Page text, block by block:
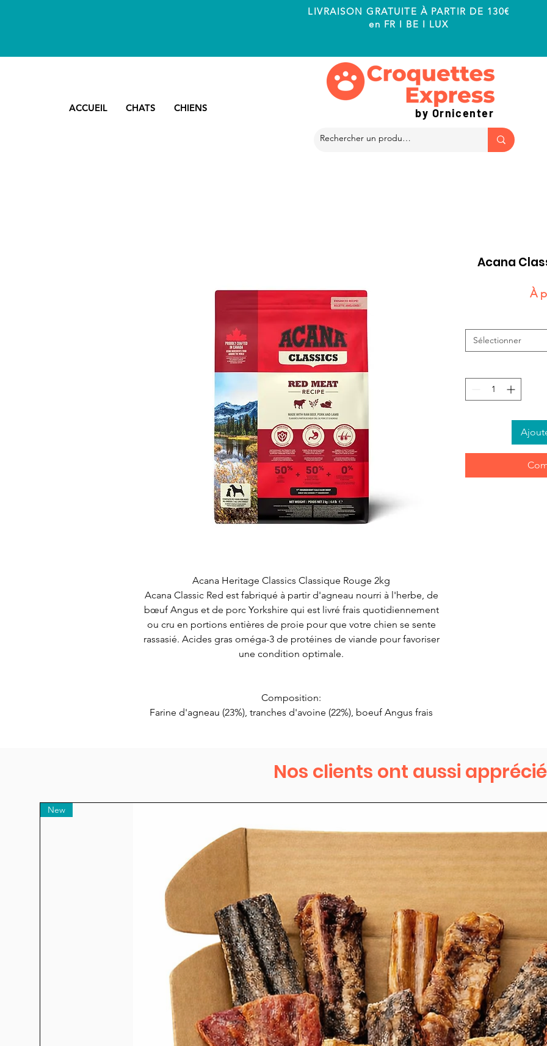
LIVRAISON GRATUITE À PARTIR DE 130€
en FR I BE I LUX
CHIENS
CHATS
ACCUEIL by Ornicenter
Acana Heritage Classics Classique Rouge 2kg
Acana Classic Red est fabriqué à partir d'agneau nourri à l'herbe, de
bœuf Angus et de porc Yorkshire qui est livré frais quotidiennement
ou cru en portions entières de proie pour que votre chien se sente
rassasié. Acides gras oméga-3 de protéines de viande pour favoriser
une condition optimale.
Composition:
Farine d'agneau (23%), tranches d'avoine (22%), boeuf Angus frais
porc (2%), huile de hareng (2%), foie de porc frais (2%), pois chiches
lentilles, tripes de bœuf fraîches (1 %), algues brunes séchées,
épinards frais, carottes fraîches, pommes Red Delicious fraîches,
poires Bartlett fraîches, foie de bœuf lyophilisé ( 0,1 %), canneberges
fraîches, myrtilles fraîches, racine de chicorée, curcuma, chardon-
marie, racine de bardane, lavande, racine de brandy, églantier.
Composants analytiques :
Protéine brute 29 %, matières grasses brutes 17 %, cendres brutes 7,5
%, fibres brutes 5 %, humidité 12 %, calcium 1,5 %, phosphore 1,1 %,
acides gras oméga-6 2,5 %, acides gras oméga-3 0,8 %, DHA/EPA 0,15
%/0,15 %. Glucosamine 600 mg/kg. Chondroïtine 800 mg/kg.
Ajouts :
extrait d'origine naturelle riche en tocophérols. Compléments
alimentaires : Vitamine A : 7500 UI, Vitamine D3 : 500 UI, Vitamine E :
100 UI, Chlorure de choline : 500 mg, E6 (Zinc) : 100 mg, Vitamine B5 :
Acana
À
Sélectionner
Nos clients ont aussi apprécié
New